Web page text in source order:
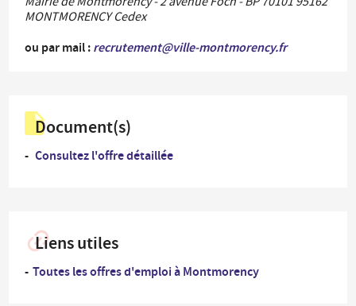
MONTMORENCY Cedex
ou par mail :recrutement@ville-montmorency.fr
Document(s)
Consultez l'offre détaillée
Liens utiles
Toutes les offres d'emploi à Montmorency